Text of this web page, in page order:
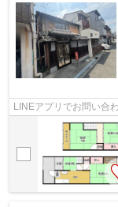
LINEアプリでお問い合